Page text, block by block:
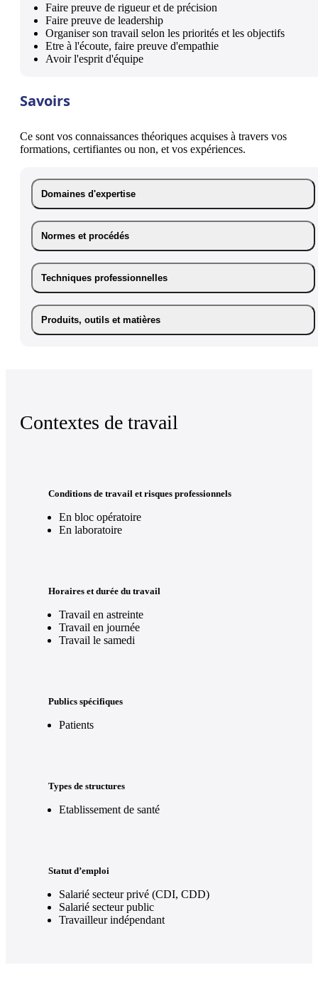
Faire preuve de rigueur et de précision
Faire preuve de leadership
Organiser son travail selon les priorités et les objectifs
Etre à l'écoute, faire preuve d'empathie
Avoir l'esprit d'équipe
Savoirs
Ce sont vos connaissances théoriques acquises à travers vos
formations, certifiantes ou non, et vos expériences.
Domaines d'expertise
Normes et procédés
Techniques professionnelles
Produits, outils et matières
Contextes de travail
Conditions de travail et risques professionnels
En bloc opératoire
En laboratoire
Horaires et durée du travail
Travail en astreinte
Travail en journée
Travail le samedi
Publics spécifiques
Patients
Types de structures
Etablissement de santé
Statut d’emploi
Salarié secteur privé (CDI, CDD)
Salarié secteur public
Travailleur indépendant